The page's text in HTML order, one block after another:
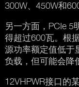
300W、450W和
另一方面，PCIe 5
得超过600瓦。根
源功率额定值低于
负载，但可能会降
12VHPWR接口的